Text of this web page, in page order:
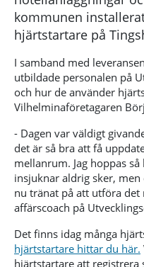
kommunen
hjärtstartare på
I samband med
utbildade personalen på
och hur de använder
Vilhelminaföretagaren
- Dagen var väldigt
det är så bra att få
mellanrum. Jag hoppas
insjuknar aldrig sker,
nu tränat på att utföra det
affärscoach på
Det finns idag många
hjärtstartare hittar du här.
hjärtstartare att registrera